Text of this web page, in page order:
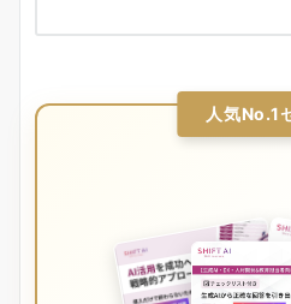
人気No.1